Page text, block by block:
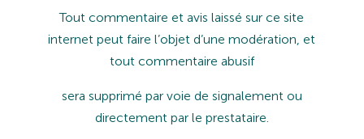
Tout commentaire et avis laissé sur ce site
internet peut faire l’objet d’une modération, et
tout commentaire abusif
sera supprimé par voie de signalement ou
directement par le prestataire.